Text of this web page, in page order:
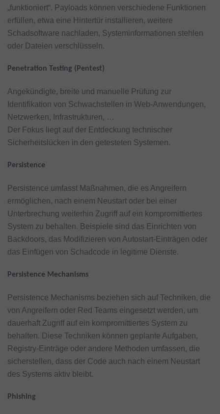
„funktioniert“. Payloads können verschiedene Funktionen
erfüllen, etwa eine Hintertür installieren, weitere
Schadsoftware nachladen, Systeminformationen stehlen
oder Dateien verschlüsseln.
Penetration Testing (Pentest)
Angekündigte, breite und manuelle Prüfung zur
Identifikation von Schwachstellen in Web-Anwendungen,
Netzwerken, Infrastrukturen, …
Der Fokus liegt auf der Entdeckung technischer
Sicherheitslücken in den getesteten Systemen.
Persistence
Persistence umfasst Maßnahmen, die es Angreifern
ermöglichen, nach einem Neustart oder bei einer
Unterbrechung weiterhin Zugriff auf ein kompromittiertes
System zu behalten. Beispiele sind das Einrichten von
Backdoors, das Modifizieren von Autostart-Einträgen oder
das Einfügen von Schadcode in legitime Dienste.
Persistence Mechanisms
Persistence Mechanisms beziehen sich auf Techniken, die
von Angreifern oder Red Teams eingesetzt werden, um
dauerhaft Zugriff auf ein kompromittiertes System zu
behalten. Diese Techniken können geplante Aufgaben,
Registry-Einträge oder andere Methoden umfassen, die
sicherstellen, dass der Code auch nach einem Neustart
des Systems aktiv bleibt.
Phishing